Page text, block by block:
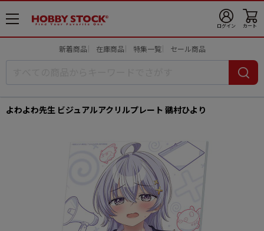
メ
ニ
ログイン カート
新着商品 在庫商品 特集一覧 セール商品
よわよわ先生 ビジュアルアクリルプレート 鶸村ひより